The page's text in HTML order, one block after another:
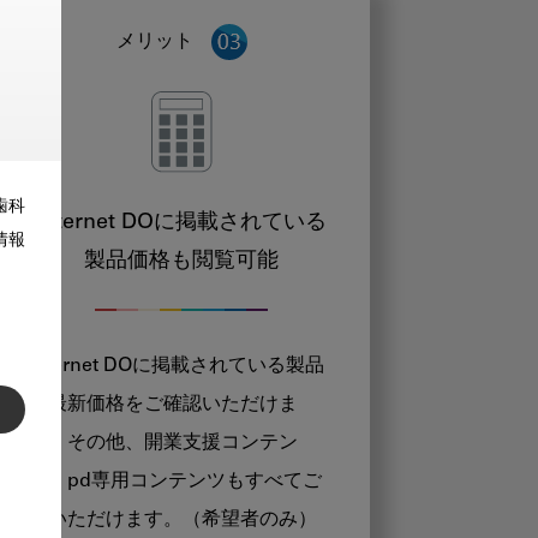
科
報
メリット
Internet DOに掲載されている
製品価格も閲覧可能
Internet DOに掲載されている製品
の最新価格をご確認いただけま
す。その他、開業支援コンテン
ツ、pd専用コンテンツもすべてご
覧いただけます。（希望者のみ）